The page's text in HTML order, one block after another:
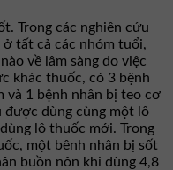
Trong các nghiên cứu
tất cả các nhóm tuổi,
về lâm sàng do việc
khác thuốc, có 3 bệnh
và 1 bệnh nhân bị teo cơ
được dùng cùng một lô
lô thuốc mới. Trong
một bênh nhân bị sốt
buồn nôn khi dùng 4,8